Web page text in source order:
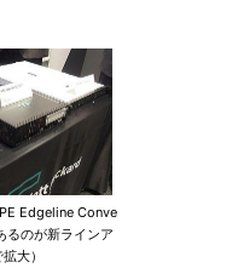
Edgeline Conve
のが新ラインア
大）